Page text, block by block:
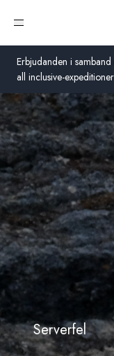
Erbjudanden i
all inclusive-
Öppna meny
Sverige
Australien
USA
Tyskland
Schweiz
Sverige
Global
Serverfel